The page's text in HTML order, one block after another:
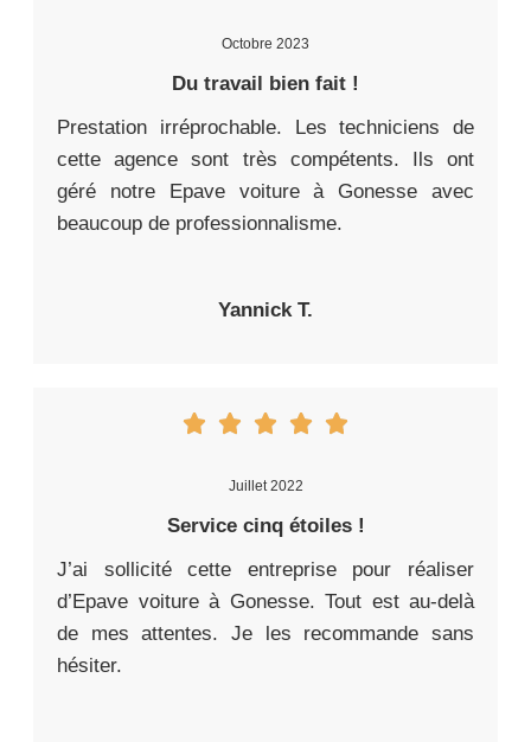
Octobre 2023
Du travail bien fait !
Prestation irréprochable. Les techniciens de
cette agence sont très compétents. Ils ont
géré notre Epave voiture à Gonesse avec
beaucoup de professionnalisme.
Yannick T.
Juillet 2022
Service cinq étoiles !
J’ai sollicité cette entreprise pour réaliser
d’Epave voiture à Gonesse. Tout est au-delà
de mes attentes. Je les recommande sans
hésiter.